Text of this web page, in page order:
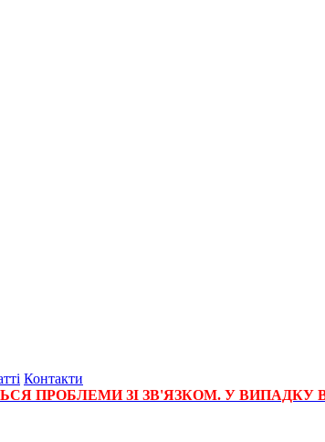
Контакти
ПРОБЛЕМИ ЗІ ЗВ'ЯЗКОМ. У ВИПАДКУ